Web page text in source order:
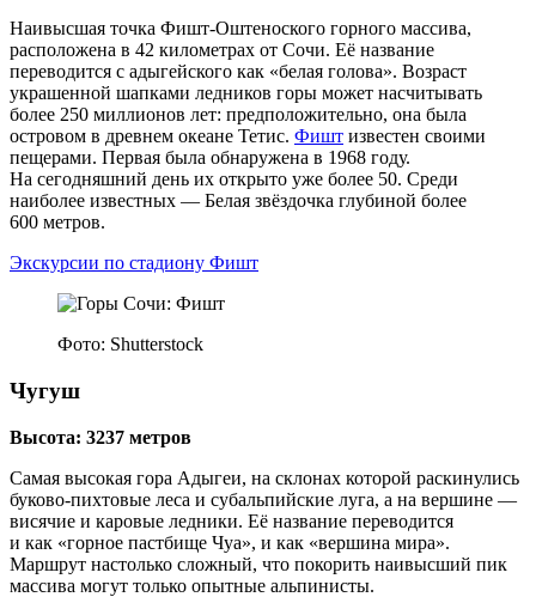
Наивысшая точка Фишт-Оштеноского горного массива,
расположена в 42 километрах от Сочи. Её название
переводится с адыгейского как «белая голова». Возраст
украшенной шапками ледников горы может насчитывать
более 250 миллионов лет: предположительно, она была
островом в древнем океане Тетис. Фишт известен своими
пещерами. Первая была обнаружена в 1968 году.
На сегодняшний день их открыто уже более 50. Среди
наиболее известных — Белая звёздочка глубиной более
600 метров.
Экскурсии по стадиону Фишт
Фото: Shutterstock
Чугуш
Высота: 3237 метров
Самая высокая гора Адыгеи, на склонах которой раскинулись
буково-пихтовые леса и субальпийские луга, а на вершине —
висячие и каровые ледники. Её название переводится
и как «горное пастбище Чуа», и как «вершина мира».
Маршрут настолько сложный, что покорить наивысший пик
массива могут только опытные альпинисты.